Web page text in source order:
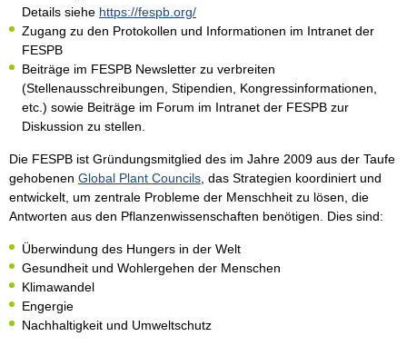
Details siehe https://fespb.org/
Zugang zu den Protokollen und Informationen im Intranet der
FESPB
Beiträge im FESPB Newsletter zu verbreiten
(Stellenausschreibungen, Stipendien, Kongressinformationen,
etc.) sowie Beiträge im Forum im Intranet der FESPB zur
Diskussion zu stellen.
Die FESPB ist Gründungsmitglied des im Jahre 2009 aus der Taufe
gehobenen Global Plant Councils , das Strategien koordiniert und
entwickelt, um zentrale Probleme der Menschheit zu lösen, die
Antworten aus den Pflanzenwissenschaften benötigen. Dies sind:
Überwindung des Hungers in der Welt
Gesundheit und Wohlergehen der Menschen
Klimawandel
Engergie
Nachhaltigkeit und Umweltschutz